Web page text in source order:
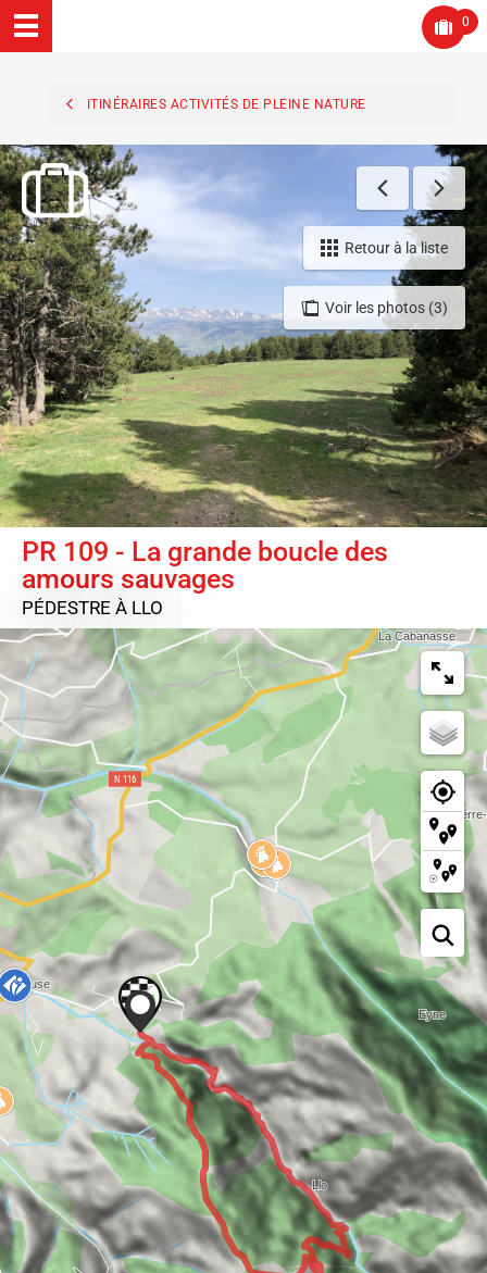
0
ITINÉRAIRES ACTIVITÉS DE PLEINE NATURE
Voir les photos (3)
Retour à la liste
PR 109 - La grande boucle des
amours sauvages
PÉDESTRE À LLO